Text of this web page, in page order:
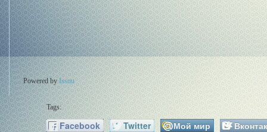
Powered byIssuu
Tags:
Facebook Twitter Мой мир